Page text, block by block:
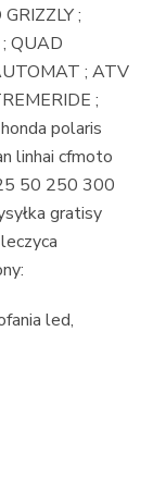
;
QUAD
; ATV
;
polaris
linhai cfmoto
50 250 300
gratisy
led,